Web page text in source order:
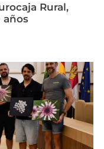
Rural,
años